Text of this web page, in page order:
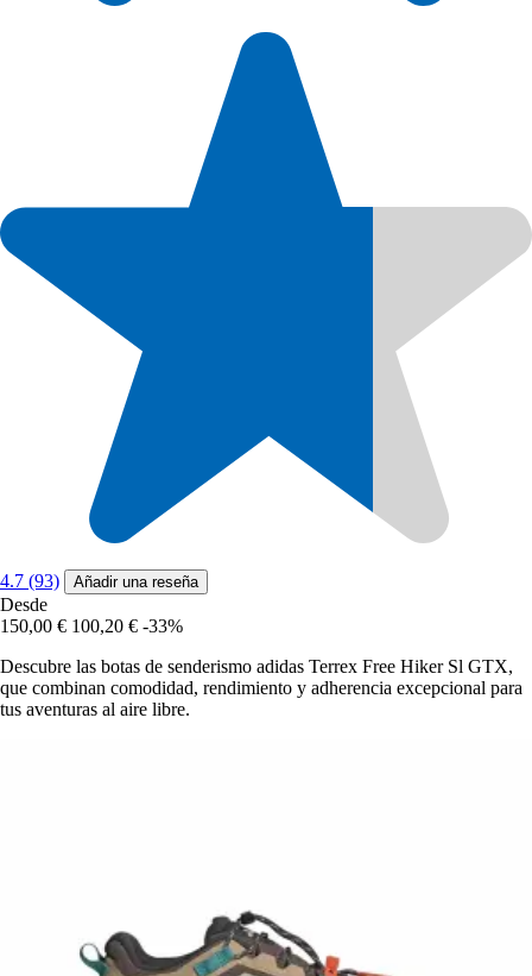
4.7 (93) Añadir una reseña
Desde
150,00 € 100,20 € -33%
Descubre las botas de senderismo adidas Terrex Free Hiker Sl GTX,
que combinan comodidad, rendimiento y adherencia excepcional para
tus aventuras al aire libre.